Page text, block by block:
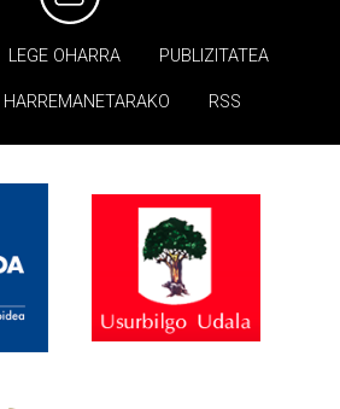
LEGE OHARRA PUBLIZITATEA
HARREMANETARAKO RSS